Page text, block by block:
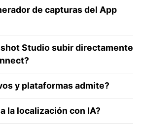
de capturas del App
Studio subir directamente
y plataformas admite?
la localización con IA?